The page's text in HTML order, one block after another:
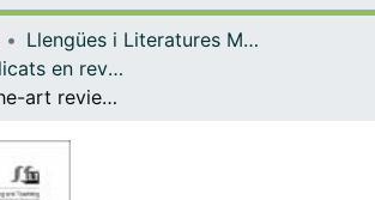
Navega per tot el DD
Llengües i Literatures Modernes i Estudis Anglesos
Articles publicats en revistes (Llengües i Literatures Modernes i Estudis Anglesos)
A state-of-the-art review of distribution-of-practice effects on L2 learning